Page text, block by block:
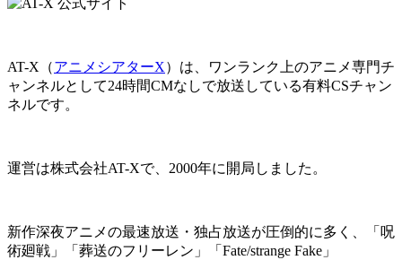
AT-X（アニメシアターX）は、ワンランク上のアニメ専門チ
ャンネルとして24時間CMなしで放送している有料CSチャン
ネルです。
運営は株式会社AT-Xで、2000年に開局しました。
新作深夜アニメの最速放送・独占放送が圧倒的に多く、「呪
術廻戦」「葬送のフリーレン」「Fate/strange Fake」